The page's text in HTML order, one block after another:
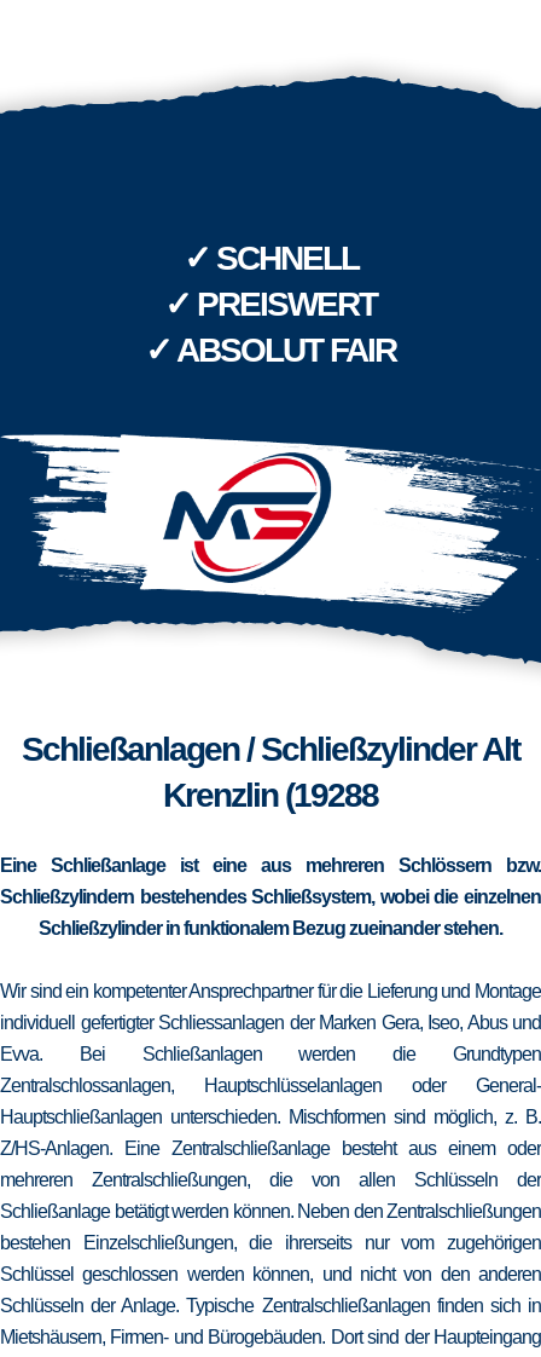
✓ SCHNELL
✓ PREISWERT
✓ ABSOLUT FAIR
Schließanlagen / Schließzylinder Alt
Krenzlin (19288
Eine Schließanlage ist eine aus mehreren Schlössern bzw.
Schließzylindern bestehendes Schließsystem, wobei die einzelnen
Schließzylinder in funktionalem Bezug zueinander stehen.
Wir sind ein kompetenter Ansprechpartner für die Lieferung und Montage
individuell gefertigter Schliessanlagen der Marken Gera, Iseo, Abus und
Evva. Bei Schließanlagen werden die Grundtypen
Zentralschlossanlagen, Hauptschlüsselanlagen oder General-
Hauptschließanlagen unterschieden. Mischformen sind möglich, z. B.
Z/HS-Anlagen. Eine Zentralschließanlage besteht aus einem oder
mehreren Zentralschließungen, die von allen Schlüsseln der
Schließanlage betätigt werden können. Neben den Zentralschließungen
bestehen Einzelschließungen, die ihrerseits nur vom zugehörigen
Schlüssel geschlossen werden können, und nicht von den anderen
Schlüsseln der Anlage. Typische Zentralschließanlagen finden sich in
Mietshäusern, Firmen- und Bürogebäuden. Dort sind der Haupteingang